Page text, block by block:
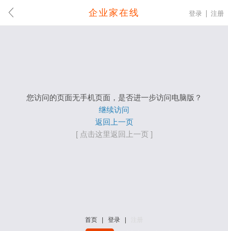
企业家在线 登录 注册
您访问的页面无手机页面，是否进一步访问电脑版？
继续访问
返回上一页
[ 点击这里返回上一页 ]
首页 登录